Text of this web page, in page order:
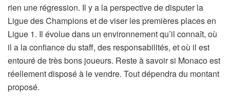
rien une régression. Il y a la perspective de disputer la
Ligue des Champions et de viser les premières places en
Ligue 1. Il évolue dans un environnement qu’il connaît, où
il a la confiance du staff, des responsabilités, et où il est
entouré de très bons joueurs. Reste à savoir si Monaco est
réellement disposé à le vendre. Tout dépendra du montant
proposé.